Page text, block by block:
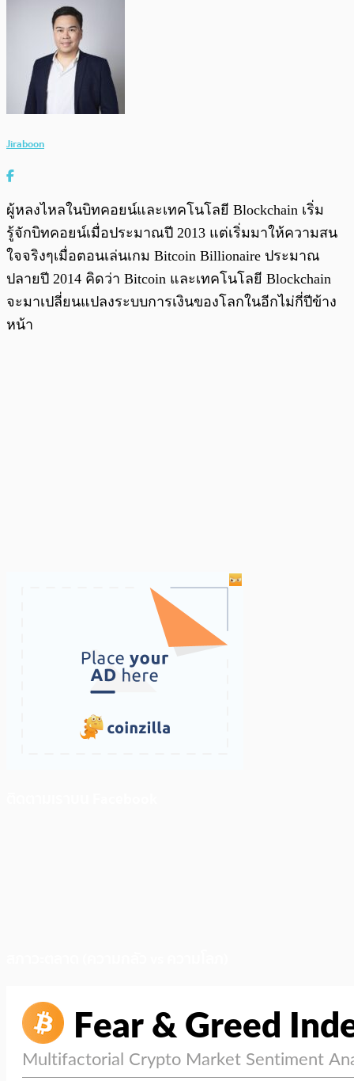
Jiraboon
ผู้หลงไหลในบิทคอยน์และเทคโนโลยี Blockchain เริ่ม
รู้จักบิทคอยน์เมื่อประมาณปี 2013 แต่เริ่มมาให้ความสน
ใจจริงๆเมื่อตอนเล่นเกม Bitcoin Billionaire ประมาณ
ปลายปี 2014 คิดว่า Bitcoin และเทคโนโลยี Blockchain
จะมาเปลี่ยนแปลงระบบการเงินของโลกในอีกไม่กี่ปีข้าง
หน้า